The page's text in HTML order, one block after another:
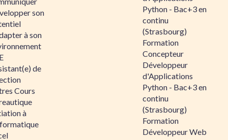
son
à son
de
Cours
à
Python - Bac+3 en
continu
(Strasbourg)
Formation
Concepteur
Développeur
d'Applications
Python - Bac+3 en
continu
(Strasbourg)
Formation
Développeur Web